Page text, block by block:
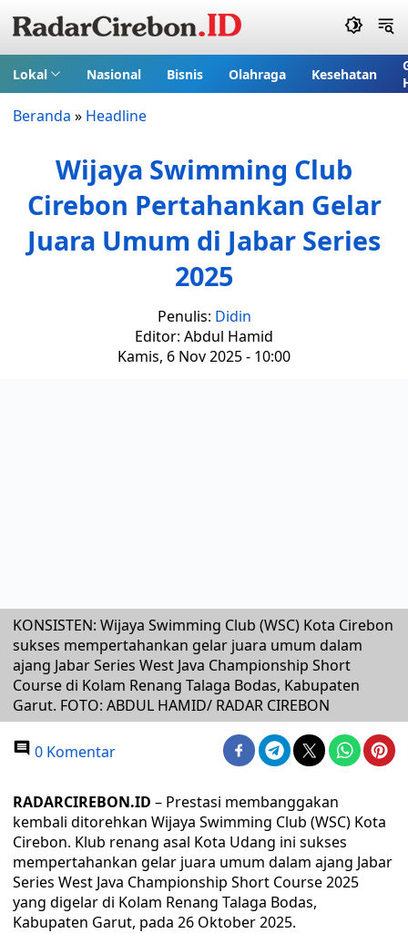
Lokal Nasional Bisnis Olahraga Kesehatan
Beranda » Headline
Wijaya Swimming Club
Cirebon Pertahankan Gelar
Juara Umum di Jabar Series
2025
Penulis: Didin
Editor: Abdul Hamid
Kamis, 6 Nov 2025 - 10:00
KONSISTEN: Wijaya Swimming Club (WSC) Kota Cirebon
sukses mempertahankan gelar juara umum dalam
ajang Jabar Series West Java Championship Short
Course di Kolam Renang Talaga Bodas, Kabupaten
Garut. FOTO: ABDUL HAMID/ RADAR CIREBON
0 Komentar
RADARCIREBON.ID – Prestasi membanggakan
kembali ditorehkan Wijaya Swimming Club (WSC) Kota
Cirebon. Klub renang asal Kota Udang ini sukses
mempertahankan gelar juara umum dalam ajang Jabar
Series West Java Championship Short Course 2025
yang digelar di Kolam Renang Talaga Bodas,
Kabupaten Garut, pada 26 Oktober 2025.